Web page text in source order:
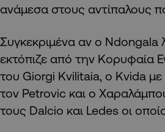
ανάμεσα στους αντίπαλους
Συγκεκριμένα αν ο
εκτόπιζε από την Κορυφαία
του Giorgi Kvilitaia, ο Kvida
τον Petrovic και ο
τους Dalcio και Ledes οι